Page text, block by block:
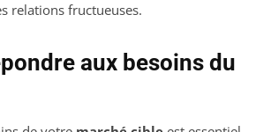
relations fructueuses.
aux besoins du